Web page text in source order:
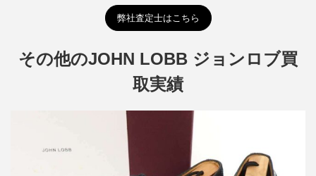
弊社査定士はこちら
その他のJOHN LOBB ジョンロブ買
取実績